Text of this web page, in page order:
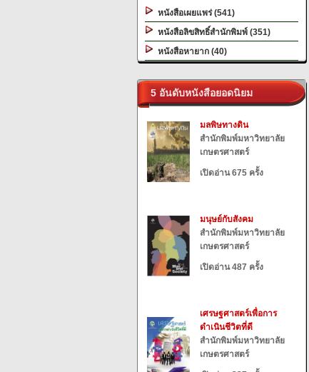
หนังสือเผยแพร่ (541)
หนังสือลิขสิทธิ์สำนักพิมพ์ (351)
หนังสือหายาก (40)
5 อันดับหนังสือยอดนิยม
มลพิษทางดิน
สำนักพิมพ์มหาวิทยาลัย
เกษตรศาสตร์
เปิดอ่าน 675 ครั้ง
มนุษย์กับสังคม
สำนักพิมพ์มหาวิทยาลัย
เกษตรศาสตร์
เปิดอ่าน 487 ครั้ง
เศรษฐศาสตร์เพื่อการ
ดำเนินชีวิตที่ดี
สำนักพิมพ์มหาวิทยาลัย
เกษตรศาสตร์